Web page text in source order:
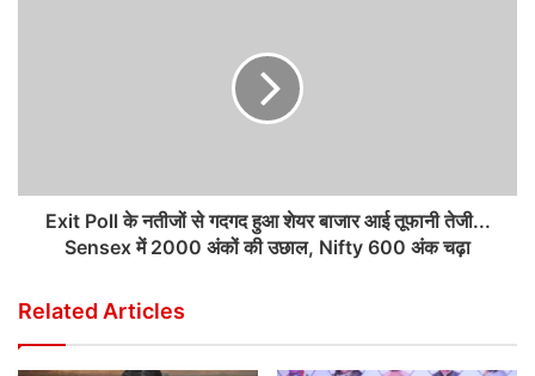
Exit Poll के नतीजों से गदगद हुआ शेयर बाजार आई तूफानी तेजी...
Sensex में 2000 अंकों की उछाल, Nifty 600 अंक चढ़ा
Related Articles